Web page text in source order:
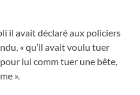
il avait déclaré aux policiers
« qu’il avait voulu tuer
lui comm tuer une bête,
».